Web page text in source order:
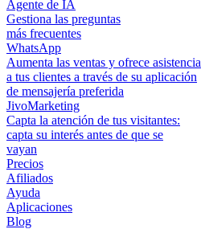
Agente de IA
Gestiona las preguntas
más frecuentes
WhatsApp
Aumenta las ventas y ofrece asistencia
a tus clientes a través de su aplicación
de mensajería preferida
JivoMarketing
Capta la atención de tus visitantes:
capta su interés antes de que se
vayan
Precios
Afiliados
Ayuda
Aplicaciones
Blog